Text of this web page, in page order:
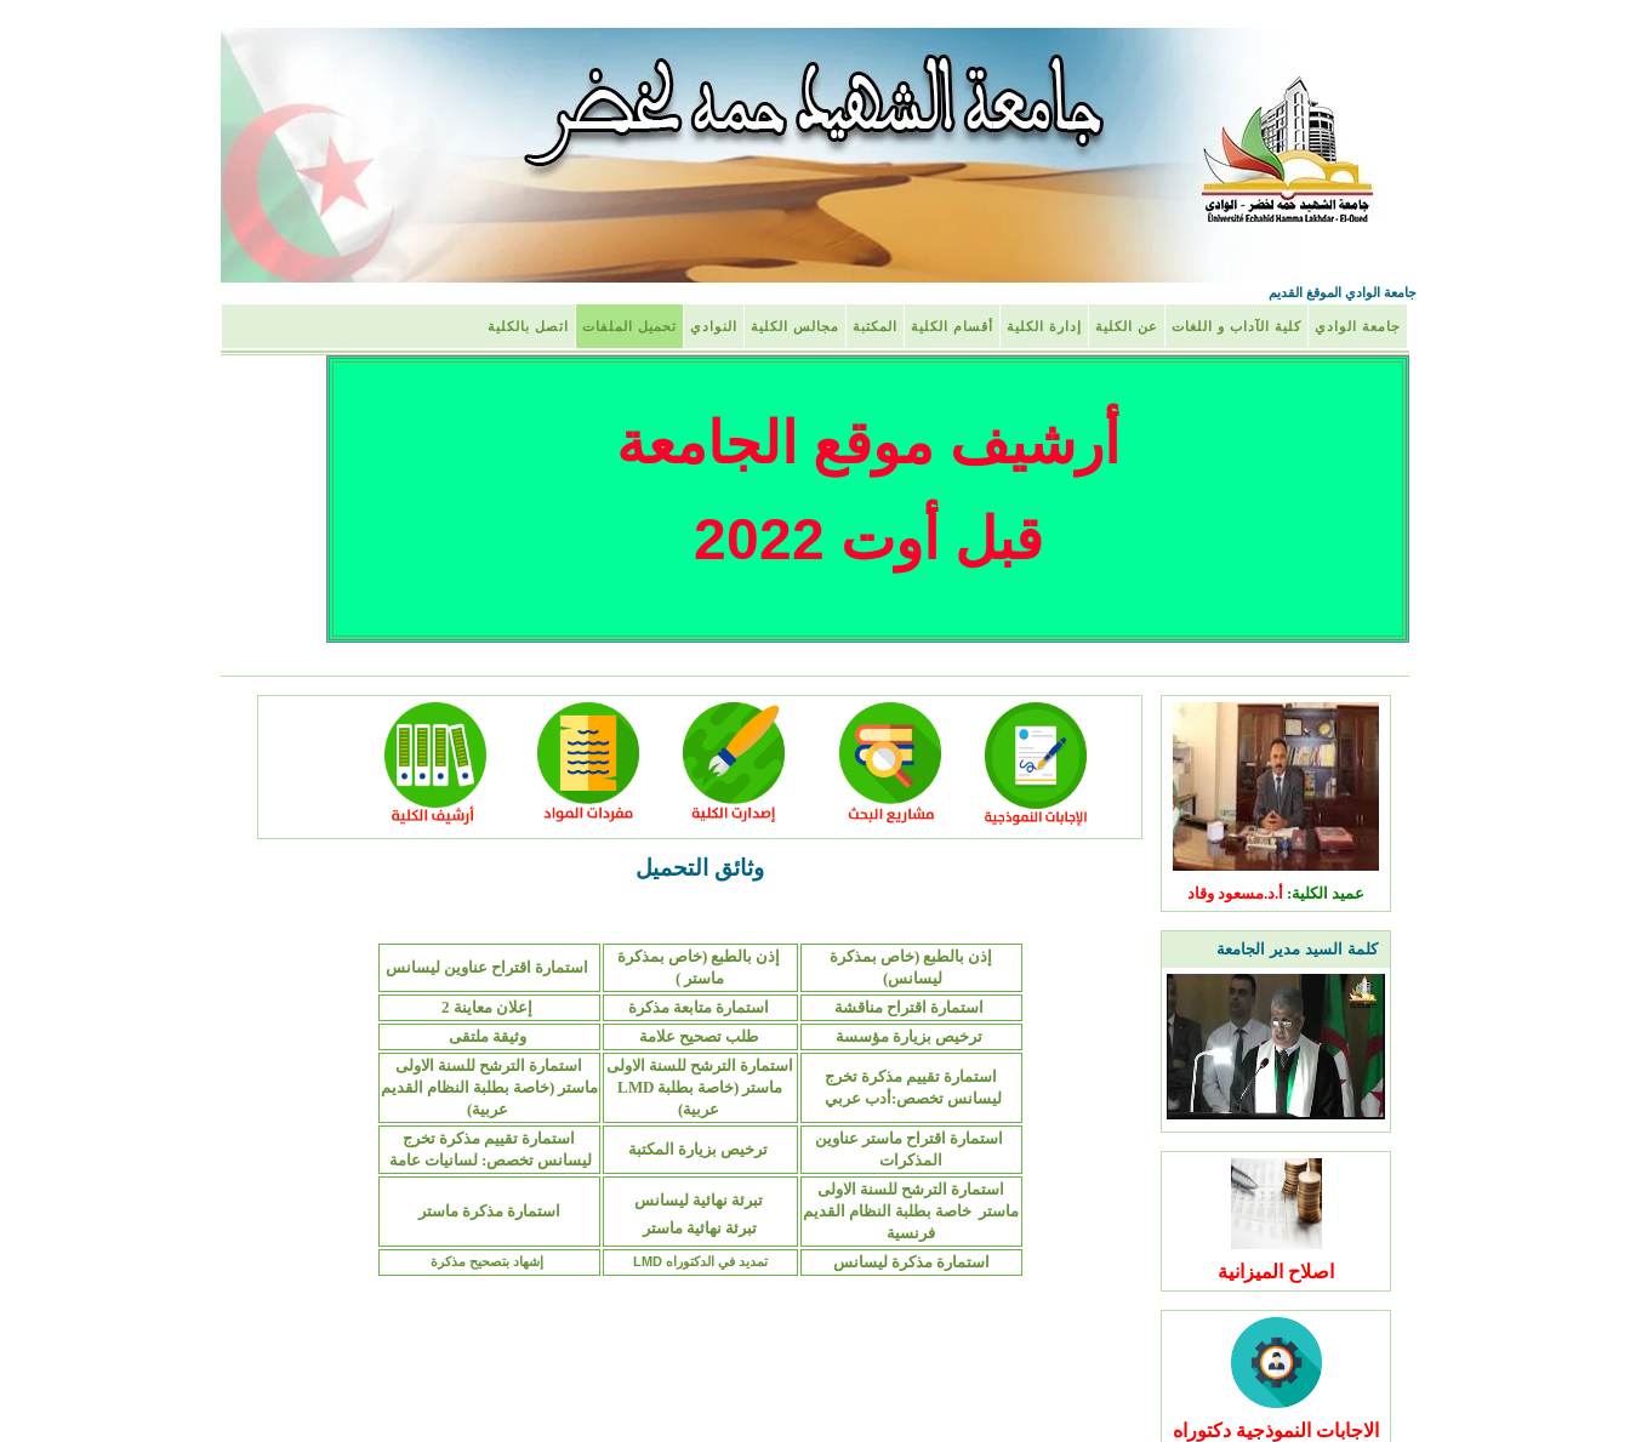
جامعة الوادي الموقغ القديم
جامعة الوادي كلية الآداب و اللغات عن الكلية إدارة الكلية أقسام الكلية المكتبة مجالس الكلية النوادي تحميل الملفات اتصل بالكلية
أرشيف موقع الجامعة
قبل أوت 2022
عميد الكلية: أ.د.مسعود وقاد
كلمة السيد مدير الجامعة
اصلاح الميزانية
الاجابات النموذجية دكتوراه
وثائق التحميل
إذن بالطبع (خاص بمذكرة
ليسانس)
إذن بالطبع (خاص بمذكرة
ماستر )
استمارة اقتراح عناوين ليسانس
استمارة اقتراح مناقشة استمارة متابعة مذكرة
إعلان معاينة 2
ترخيص بزيارة مؤسسة
طلب تصحيح علامة وثيقة ملتقى
استمارة تقييم مذكرة تخرج
ليسانس تخصص:أدب عربي
استمارة الترشح للسنة الاولى
ماستر (خاصة بطلبة LMD
عربية)
استمارة الترشح للسنة الاولى
ماستر (خاصة بطلبة النظام القديم
عربية)
استمارة اقتراح ماستر عناوين
المذكرات
ترخيص بزيارة المكتبة
استمارة تقييم مذكرة تخرج
ليسانس تخصص: لسانيات عامة
استمارة الترشح للسنة الاولى
ماستر خاصة بطلبة النظام القديم
فرنسية
تبرئة نهائية ليسانس
تبرئة نهائية ماستر
استمارة مذكرة ماستر
استمارة مذكرة ليسانس تمديد في الدكتوراه LMD إشهاد بتصحيح مذكرة